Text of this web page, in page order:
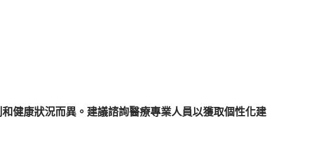
健康狀況而異。建議諮詢醫療專業人員以獲取個性化建